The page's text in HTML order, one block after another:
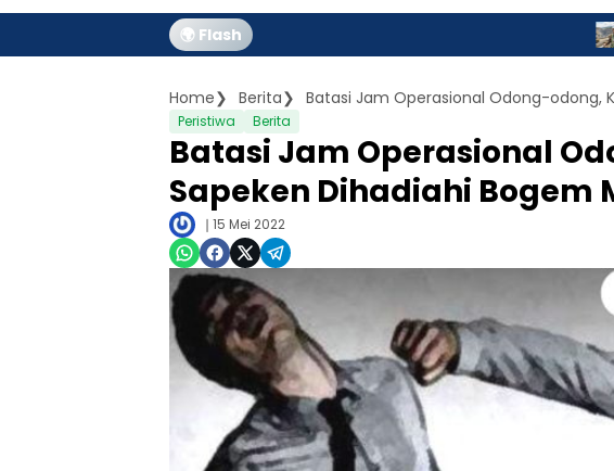
🌍 Flash Gubernur
Home Berita
Peristiwa Berita
Batasi Jam Operasional
Sapeken Dihadiahi Bogem
15 Mei 2022